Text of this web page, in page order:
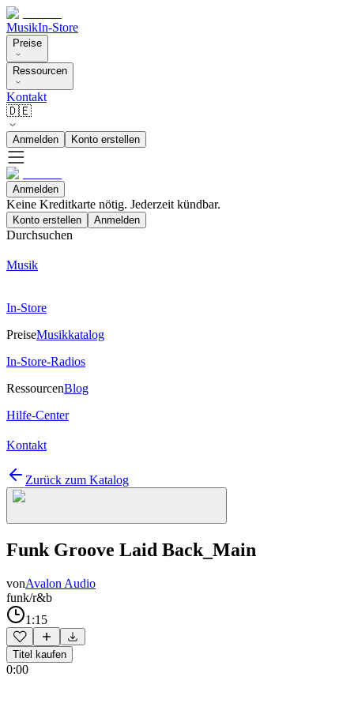
MusikIn-Store
Preise
Ressourcen
Kontakt
🇩🇪
Anmelden Konto erstellen
Anmelden
Keine Kreditkarte nötig. Jederzeit kündbar.
Konto erstellen Anmelden
Durchsuchen
Musik
In-Store
PreiseMusikkatalog
In-Store-Radios
RessourcenBlog
Hilfe-Center
Kontakt
Zurück zum Katalog
Funk Groove Laid Back_Main
vonAvalon Audio
funk/r&b
1:15
Titel kaufen
0:00